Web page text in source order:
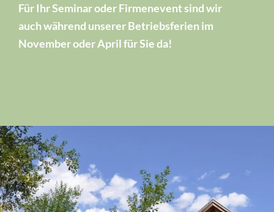
Für Ihr Seminar oder Firmenevent sind wir
auch während unserer Betriebsferien im
November oder April für Sie da!